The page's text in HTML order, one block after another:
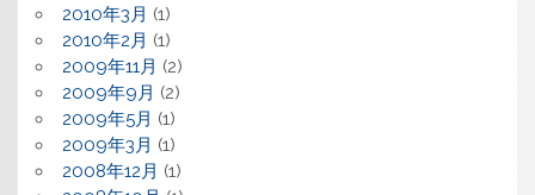
2010年3月 (1)
2010年2月 (1)
2009年11月 (2)
2009年9月 (2)
2009年5月 (1)
2009年3月 (1)
2008年12月 (1)